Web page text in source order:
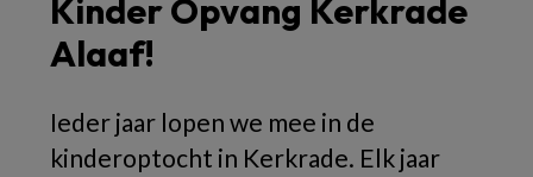
Kinder Opvang Kerkrade
Alaaf!
Ieder jaar lopen we mee in de
kinderoptocht in Kerkrade. Elk jaar